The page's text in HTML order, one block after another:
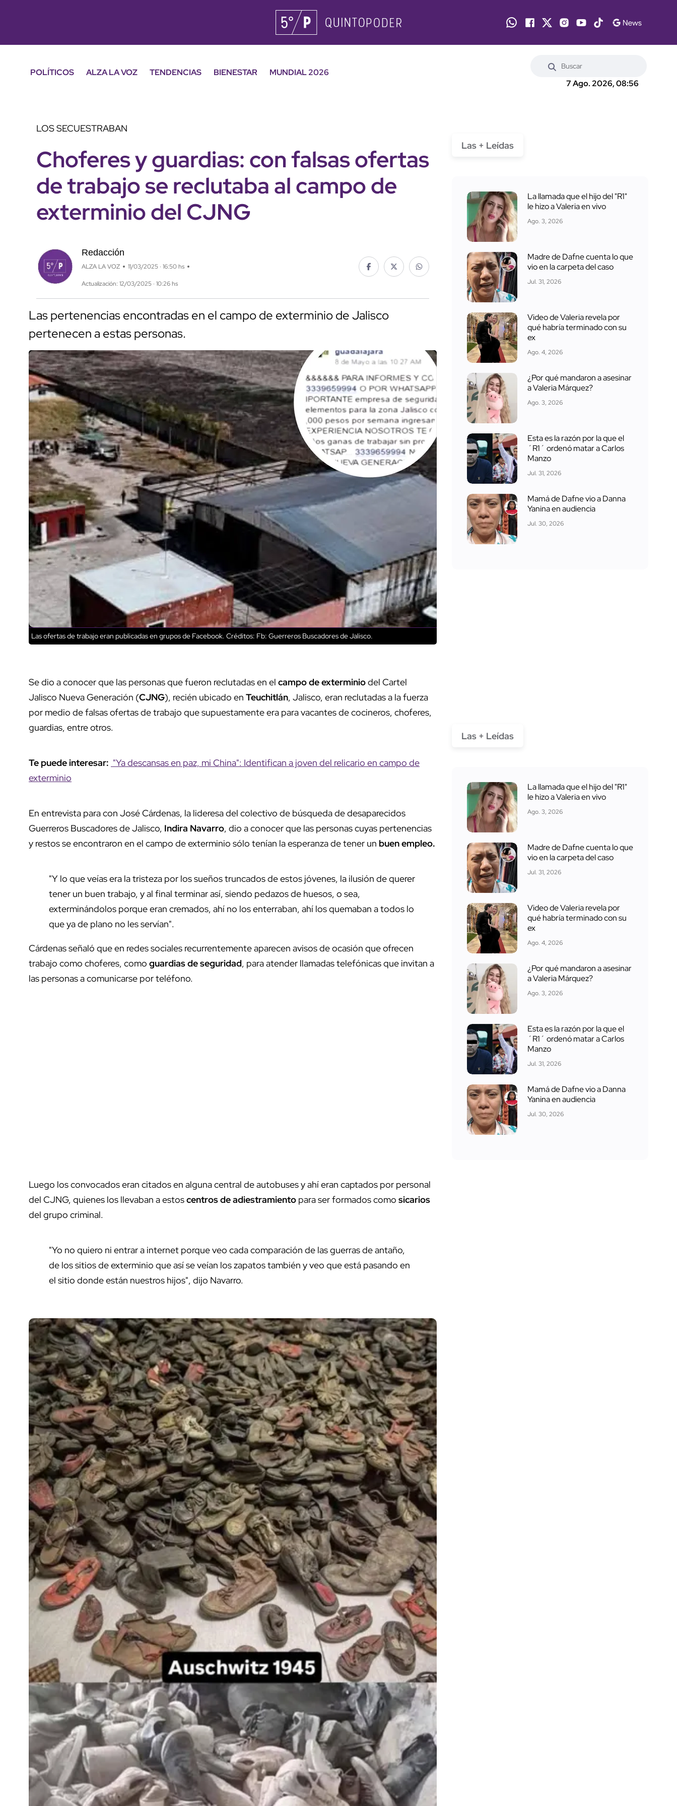
POLÍTICOS ALZA LA VOZ TENDENCIAS BIENESTAR
MUNDIAL 2026
7 Ago. 2026, 08:56
LOS SECUESTRABAN
Choferes y guardias: con falsas ofertas
de trabajo se reclutaba al campo de
exterminio del CJNG
Redacción
ALZA LA VOZ 11/03/2025 · 16:50 hs
Actualización: 12/03/2025 · 10:26 hs
Las pertenencias encontradas en el campo de exterminio de Jalisco
pertenecen a estas personas.
Las ofertas de trabajo eran publicadas en grupos de Facebook. Créditos: Fb: Guerreros Buscadores de Jalisco.
Se dio a conocer que las personas que fueron reclutadas en el campo de exterminiodel Cartel
Jalisco Nueva Generación (CJNG), recién ubicado en Teuchitlán, Jalisco, eran reclutadas a la fuerza
por medio de falsas ofertas de trabajo que supuestamente era para vacantes de cocineros, choferes,
guardias, entre otros.
Te puede interesar: "Ya descansas en paz, mi China": Identifican a joven del relicario en campo de
exterminio
En entrevista para con José Cárdenas, la lideresa del colectivo de búsqueda de desaparecidos
Guerreros Buscadores de Jalisco, Indira Navarro, dio a conocer que las personas cuyas pertenencias
y restos se encontraron en el campo de exterminio sólo tenían la esperanza de tener un buen empleo.
"Y lo que veías era la tristeza por los sueños truncados de estos jóvenes, la ilusión de querer
tener un buen trabajo, y al final terminar así, siendo pedazos de huesos, o sea,
exterminándolos porque eran cremados, ahí no los enterraban, ahí los quemaban a todos lo
que ya de plano no les servían".
Cárdenas señaló que en redes sociales recurrentemente aparecen avisos de ocasión que ofrecen
trabajo como choferes, como guardias de seguridad, para atender llamadas telefónicas que invitan a
las personas a comunicarse por teléfono.
Luego los convocados eran citados en alguna central de autobuses y ahí eran captados por personal
del CJNG, quienes los llevaban a estoscentros de adiestramiento para ser formados como sicarios
del grupo criminal.
"Yo no quiero ni entrar a internet porque veo cada comparación de las guerras de antaño,
de los sitios de exterminio que así se veían los zapatos también y veo que está pasando en
el sitio donde están nuestros hijos", dijo Navarro.
Las + Leídas
La llamada que el hijo del "R1"
le hizo a Valeria en vivo
Ago. 3, 2026
Madre de Dafne cuenta lo que
vio en la carpeta del caso
Jul. 31, 2026
Video de Valeria revela por
qué habría terminado con su
ex
Ago. 4, 2026
¿Por qué mandaron a asesinar
a Valeria Márquez?
Ago. 3, 2026
Esta es la razón por la que el
´R1´ ordenó matar a Carlos
Manzo
Jul. 31, 2026
Mamá de Dafne vio a Danna
Yanina en audiencia
Jul. 30, 2026
Las + Leídas
La llamada que el hijo del "R1"
le hizo a Valeria en vivo
Ago. 3, 2026
Madre de Dafne cuenta lo que
vio en la carpeta del caso
Jul. 31, 2026
Video de Valeria revela por
qué habría terminado con su
ex
Ago. 4, 2026
¿Por qué mandaron a asesinar
a Valeria Márquez?
Ago. 3, 2026
Esta es la razón por la que el
´R1´ ordenó matar a Carlos
Manzo
Jul. 31, 2026
Mamá de Dafne vio a Danna
Yanina en audiencia
Jul. 30, 2026